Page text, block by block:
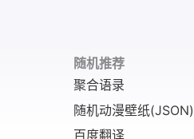
随机推荐
聚合语录
随机动漫壁纸(JSON)
百度翻译